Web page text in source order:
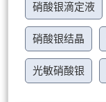
硝酸银滴定液
硝酸银结晶
光敏硝酸银